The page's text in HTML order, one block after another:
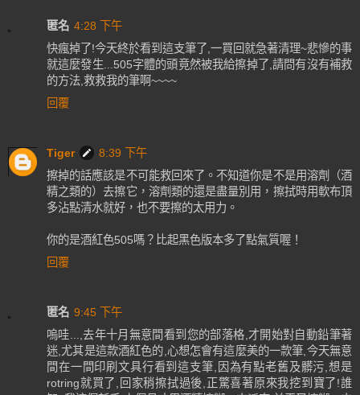
匿名 4:28 下午
快瘋掉了!今天終於看到這支筆了,一買回就急著清理~悲慘的事
就這麼發生...505字體的頭竟然被我給擦掉了,請問有沒有補救
的方法,救救我的筆啊~~~~
回覆
Tiger
8:39 下午
擦掉的話應該是不可能救回來了。不知道你是不是用溶劑（酒
精之類的）去擦它，溶劑類的還是盡量別用，擦拭時用軟布頂
多沾點清水就好，也不要擦的太用力。
你的是酒紅色505嗎？比起黑色版本多了點氣質喔！
回覆
匿名 9:45 下午
嗚哇...,去年十月無意間看到您的部落格,才開始對自動鉛筆著
迷,尤其是這款酒紅色的,心想怎會有這麼美的一款筆,今天無意
間在一間印刷文具行看到這支筆,因為有點老舊及髒污,想是
rotring就買了,回家稍擦拭過後,正驚喜著原來我挖到寶了!誰